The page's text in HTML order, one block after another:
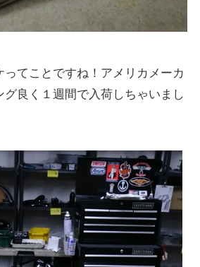
ってことですね！アメリカメーカ
グ良く１週間で入荷しちゃいまし